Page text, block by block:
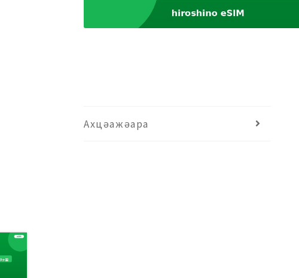
Ахцәажәара